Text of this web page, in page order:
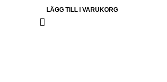
LÄGG TILL I VARUKORG